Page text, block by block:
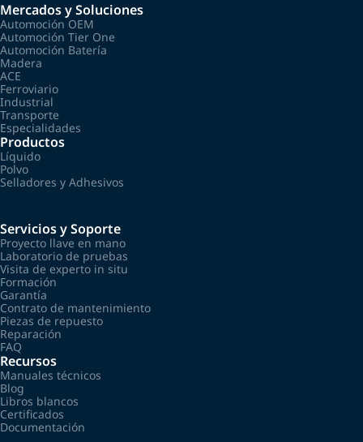
Mercados y Soluciones
Automoción OEM
Automoción Tier One
Automoción Batería
Madera
ACE
Ferroviario
Industrial
Transporte
Especialidades
Productos
Líquido
Polvo
Selladores y Adhesivos
Servicios y Soporte
Proyecto llave en mano
Laboratorio de pruebas
Visita de experto in situ
Formación
Garantía
Contrato de mantenimiento
Piezas de repuesto
Reparación
FAQ
Recursos
Manuales técnicos
Blog
Libros blancos
Certificados
Documentación